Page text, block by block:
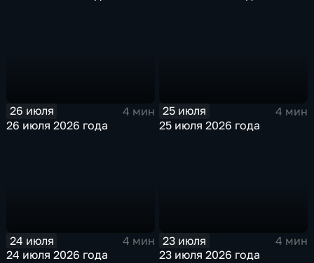
26 июля
4 мин
26 июля 2026 года
25 июля
4 мин
25 июля 2026 года
24 июля
4 мин
24 июля 2026 года
23 июля
4 мин
23 июля 2026 года